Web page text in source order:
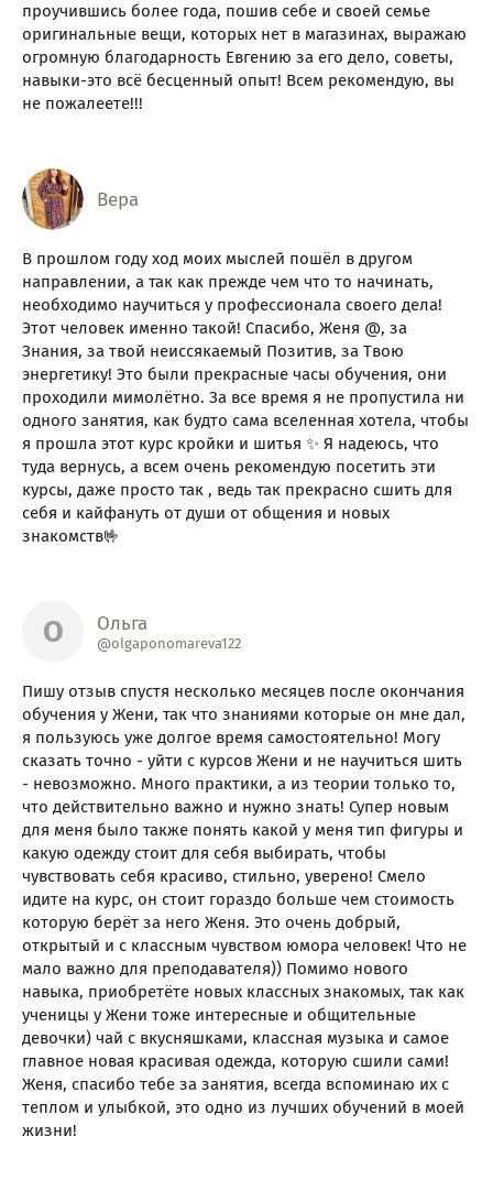
проучившись более года, пошив себе и своей семье
оригинальные вещи, которых нет в магазинах, выражаю
огромную благодарность Евгению за его дело, советы,
навыки-это всё бесценный опыт! Всем рекомендую, вы
не пожалеете!!!
Вера
В прошлом году ход моих мыслей пошёл в другом
направлении, а так как прежде чем что то начинать,
необходимо научиться у профессионала своего дела!
Этот человек именно такой! Спасибо, Женя @, за
Знания, за твой неиссякаемый Позитив, за Твою
энергетику! Это были прекрасные часы обучения, они
проходили мимолётно. За все время я не пропустила ни
одного занятия, как будто сама вселенная хотела, чтобы
я прошла этот курс кройки и шитья ✨ Я надеюсь, что
туда вернусь, а всем очень рекомендую посетить эти
курсы, даже просто так , ведь так прекрасно сшить для
себя и кайфануть от души от общения и новых
знакомств🤟
О Ольга
@olgaponomareva122
Пишу отзыв спустя несколько месяцев после окончания
обучения у Жени, так что знаниями которые он мне дал,
я пользуюсь уже долгое время самостоятельно! Могу
сказать точно - уйти с курсов Жени и не научиться шить
- невозможно. Много практики, а из теории только то,
что действительно важно и нужно знать! Супер новым
для меня было также понять какой у меня тип фигуры и
какую одежду стоит для себя выбирать, чтобы
чувствовать себя красиво, стильно, уверено! Смело
идите на курс, он стоит гораздо больше чем стоимость
которую берёт за него Женя. Это очень добрый,
открытый и с классным чувством юмора человек! Что не
мало важно для преподавателя)) Помимо нового
навыка, приобретёте новых классных знакомых, так как
ученицы у Жени тоже интересные и общительные
девочки) чай с вкусняшками, классная музыка и самое
главное новая красивая одежда, которую сшили сами!
Женя, спасибо тебе за занятия, всегда вспоминаю их с
теплом и улыбкой, это одно из лучших обучений в моей
жизни!